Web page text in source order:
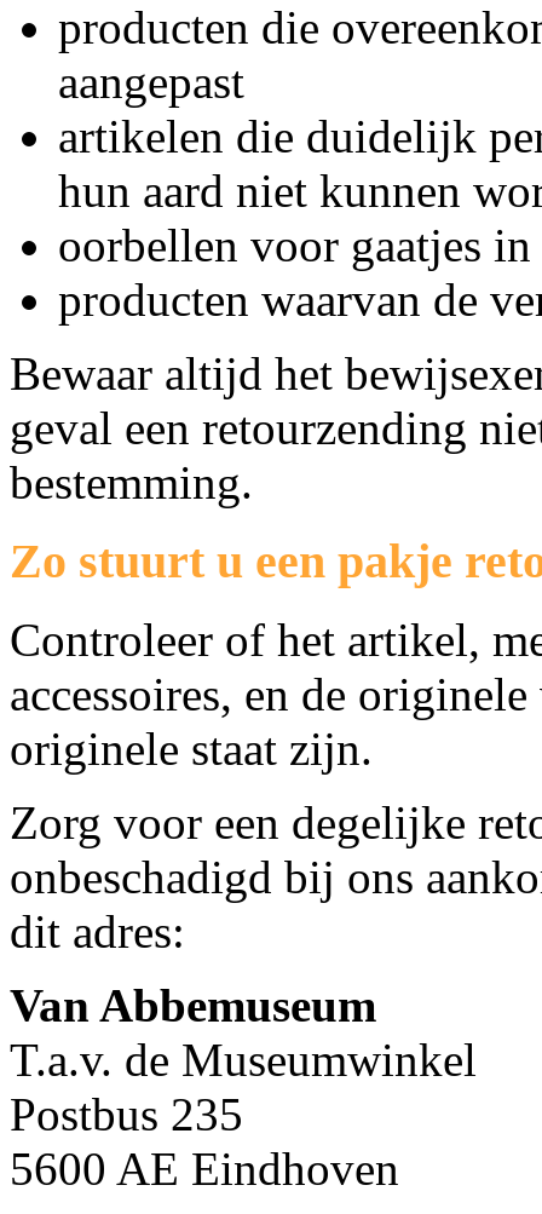
producten die
aangepast
artikelen die duidelijk
hun aard niet kunnen
oorbellen voor gaatjes in
producten waarvan de
Bewaar altijd het
geval een retourzending
bestemming.
Zo stuurt u een pakje
Controleer of het artikel,
accessoires, en de
originele staat zijn.
Zorg voor een degelijke
onbeschadigd bij ons
dit adres:
Van Abbemuseum
T.a.v. de Museumwinkel
Postbus 235
5600 AE Eindhoven